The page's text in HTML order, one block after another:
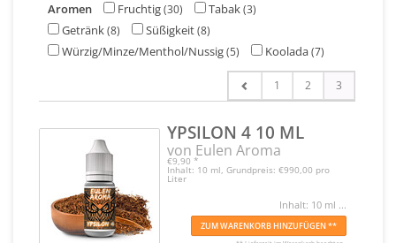
Aromen Fruchtig(30) Tabak(3)
Getränk(8) Süßigkeit(8)
Würzig/Minze/Menthol/Nussig(5) Koolada(7)
1 2 3
YPSILON 4 10 ML
von Eulen Aroma
€9,90 *
Inhalt: 10 ml, Grundpreis: €990,00 pro
Liter
Inhalt: 10 ml ...
ZUM WARENKORB HINZUFÜGEN **